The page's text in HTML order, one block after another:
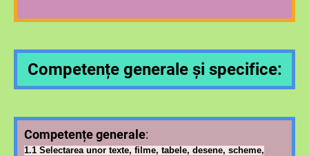
Competențe generale și specifice:
Competențe generale:
1.1 Selectarea unor texte, filme, tabele, desene, scheme,